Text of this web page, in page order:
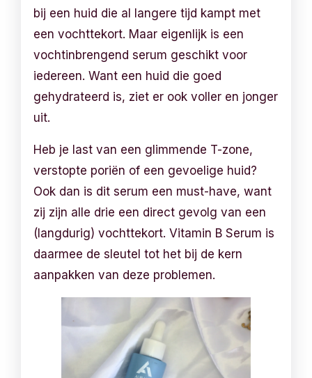
bij een huid die al langere tijd kampt met
een vochttekort. Maar eigenlijk is een
vochtinbrengend serum geschikt voor
iedereen. Want een huid die goed
gehydrateerd is, ziet er ook voller en jonger
uit.
Heb je last van een glimmende T-zone,
verstopte poriën of een gevoelige huid?
Ook dan is dit serum een must-have, want
zij zijn alle drie een direct gevolg van een
(langdurig) vochttekort. Vitamin B Serum is
daarmee de sleutel tot het bij de kern
aanpakken van deze problemen.